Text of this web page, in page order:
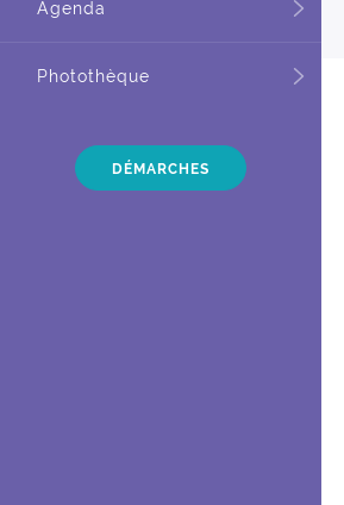
Agenda
Photothèque
DÉMARCHES